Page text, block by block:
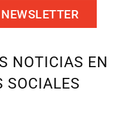
NOTICIAS EN
SOCIALES